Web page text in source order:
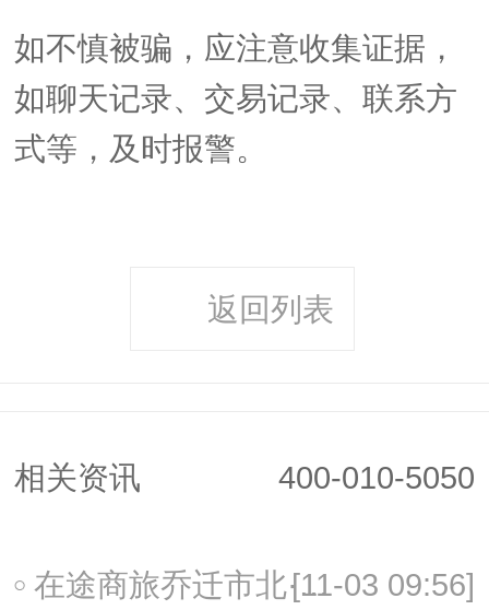
如不慎被骗，应注意收集证据，
如聊天记录、交易记录、联系方
式等，及时报警。
返回列表
相关资讯 400-010-5050
在途商旅乔迁市北·壹中心，以智慧生态引领商旅未来
[11-03 09:56]